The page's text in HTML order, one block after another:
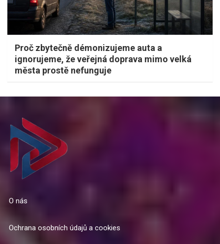
Proč zbytečně démonizujeme auta a
ignorujeme, že veřejná doprava mimo velká
města prostě nefunguje
O nás
Ochrana osobních údajů a cookies